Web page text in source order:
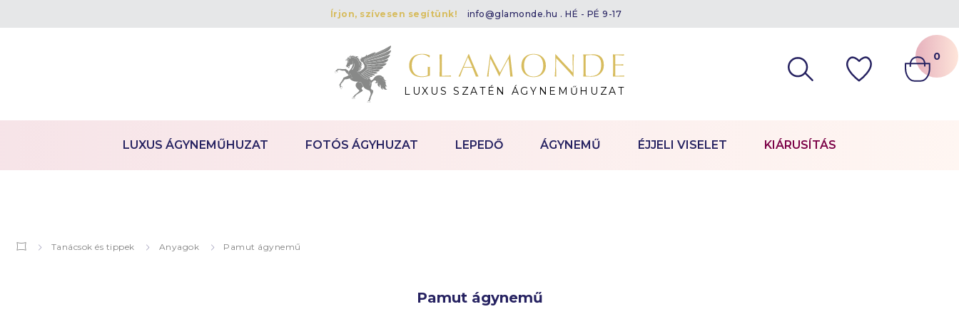
Írjon, szívesen segítünk! info@glamonde.hu . HÉ - PÉ 9-17
LUXUS SZATÉN ÁGYNEMŰHUZAT
0
LUXUS ÁGYNEMŰHUZAT FOTÓS ÁGYHUZAT LEPEDŐ ÁGYNEMŰ ÉJJELI VISELET KIÁRUSÍTÁS
Tanácsok és tippek Anyagok Pamut ágynemű
Pamut ágynemű